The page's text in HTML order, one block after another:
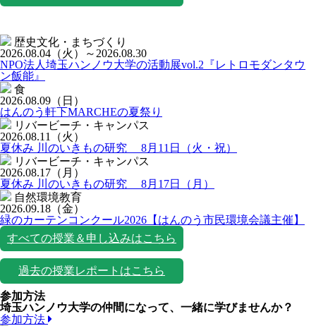
歴史文化・まちづくり
2026.08.04 （火）
～2026.08.30
NPO法人埼玉ハンノウ大学の活動展vol.2『レトロモダンタウ
ン飯能』
食
2026.08.09 （日）
はんのう軒下MARCHEの夏祭り
リバービーチ・キャンパス
2026.08.11
（火）
夏休み 川のいきもの研究 8月11日（火・祝）
リバービーチ・キャンパス
2026.08.17 （月）
夏休み 川のいきもの研究 8月17日（月）
自然環境教育
2026.09.18 （金）
緑のカーテンコンクール2026【はんのう市民環境会議主催】
すべての授業＆申し込みはこちら
過去の授業レポートはこちら
参加方法
埼玉ハンノウ大学の仲間になって、一緒に学びませんか？
参加方法